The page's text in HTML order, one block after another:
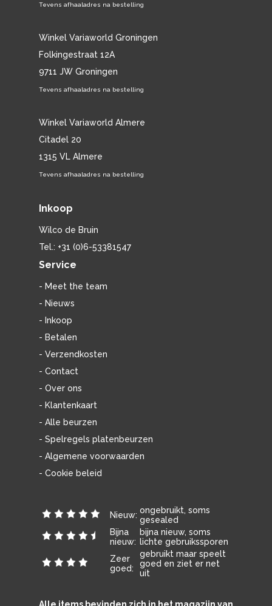
Tevens afhaaladres na bestelling
Winkel Variaworld Groningen
Folkingestraat 12A
9711 JW Groningen
Tevens afhaaladres na bestelling
Winkel Variaworld Almere
Citadel 20
1315 VL Almere
Tevens afhaaladres na bestelling
Inkoop
Wilco de Bruin
Tel.: +31 (0)6-53381547
Service
- Meet the team
- Nieuws
- Inkoop
- Betalen
- Verzendkosten
- Contact
- Over ons
- Klantenkaart
- Alle beurzen
- Spelregels platenbeurzen
- Algemene voorwaarden
- Cookie beleid
Nieuw: ongebruikt, soms
gesealed
Bijna
nieuw:
bijna nieuw, soms
lichte gebruikssporen
Zeer
goed:
gebruikt maar speelt
goed en ziet er net
uit